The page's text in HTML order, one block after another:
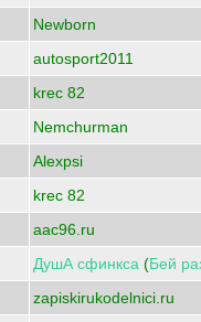
Newborn
autosport2011
krec 82
Nemchurman
Alexpsi
krec 82
aac96.ru
ДушА сфинкса (Бей
zapiskirukodelnici.ru